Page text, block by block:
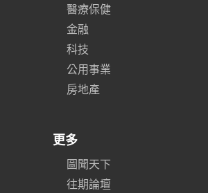
醫療保健
金融
科技
公用事業
房地產
更多
圖聞天下
往期論壇